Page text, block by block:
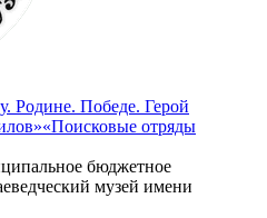
Родине. Победе. Герой
«Поисковые отряды
бюджетное
музей имени